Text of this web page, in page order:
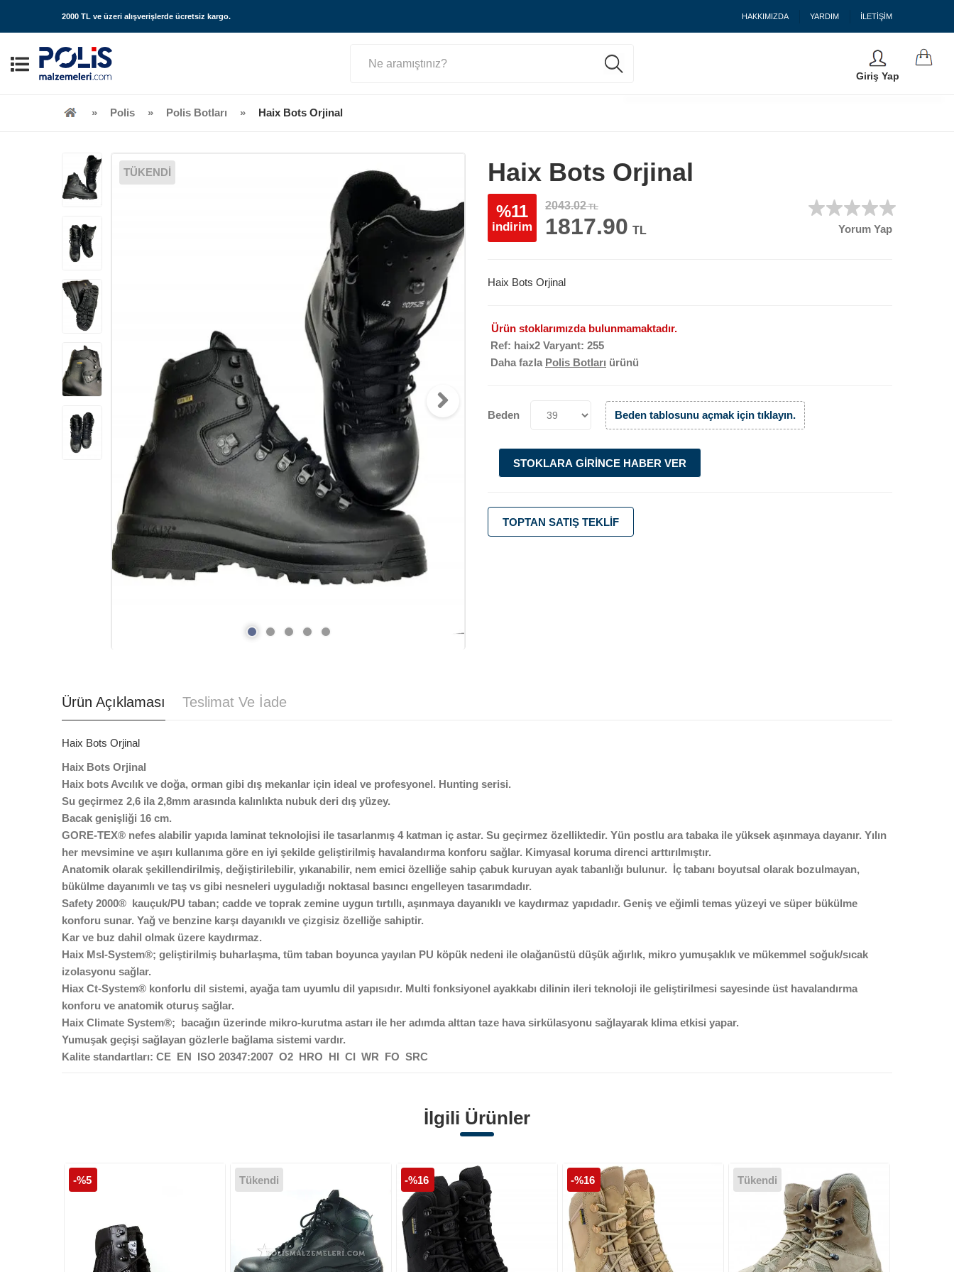
2000 TL ve üzeri alışverişlerde ücretsiz kargo. HAKKIMIZDA YARDIM İLETİŞİM
Giriş Yap
Polis Polis Botları Haix Bots Orjinal
TÜKENDİ Haix Bots Orjinal
%11
indirim
2043.02TL
1817.90 TL Yorum Yap
Haix Bots Orjinal
Ürün stoklarımızda bulunmamaktadır.
Ref: haix2 Varyant: 255
Daha fazla Polis Botları ürünü
Beden Beden tablosunu açmak için tıklayın.
STOKLARA GIRINCE HABER VER
TOPTAN SATIŞ TEKLIF
Ürün Açıklaması Teslimat Ve İade
Haix Bots Orjinal
Haix Bots Orjinal
Haix bots Avcılık ve doğa, orman gibi dış mekanlar için ideal ve profesyonel. Hunting serisi.
Su geçirmez 2,6 ila 2,8mm arasında kalınlıkta nubuk deri dış yüzey.
Bacak genişliği 16 cm.
GORE-TEX® nefes alabilir yapıda laminat teknolojisi ile tasarlanmış 4 katman iç astar. Su geçirmez özelliktedir. Yün postlu ara tabaka ile yüksek aşınmaya dayanır. Yılın
her mevsimine ve aşırı kullanıma göre en iyi şekilde geliştirilmiş havalandırma konforu sağlar. Kimyasal koruma direnci arttırılmıştır.
Anatomik olarak şekillendirilmiş, değiştirilebilir, yıkanabilir, nem emici özelliğe sahip çabuk kuruyan ayak tabanlığı bulunur. İç tabanı boyutsal olarak bozulmayan,
bükülme dayanımlı ve taş vs gibi nesneleri uyguladığı noktasal basıncı engelleyen tasarımdadır.
Safety 2000® kauçuk/PU taban; cadde ve toprak zemine uygun tırtıllı, aşınmaya dayanıklı ve kaydırmaz yapıdadır. Geniş ve eğimli temas yüzeyi ve süper bükülme
konforu sunar. Yağ ve benzine karşı dayanıklı ve çizgisiz özelliğe sahiptir.
Kar ve buz dahil olmak üzere kaydırmaz.
Haix Msl-System®; geliştirilmiş buharlaşma, tüm taban boyunca yayılan PU köpük nedeni ile olağanüstü düşük ağırlık, mikro yumuşaklık ve mükemmel soğuk/sıcak
izolasyonu sağlar.
Hiax Ct-System® konforlu dil sistemi, ayağa tam uyumlu dil yapısıdır. Multi fonksiyonel ayakkabı dilinin ileri teknoloji ile geliştirilmesi sayesinde üst havalandırma
konforu ve anatomik oturuş sağlar.
Haix Climate System®; bacağın üzerinde mikro-kurutma astarı ile her adımda alttan taze hava sirkülasyonu sağlayarak klima etkisi yapar.
Yumuşak geçişi sağlayan gözlerle bağlama sistemi vardır.
Kalite standartları: CE EN ISO 20347:2007 O2 HRO HI CI WR FO SRC
İlgili Ürünler
-%5 Tükendi -%16 -%16 Tükendi